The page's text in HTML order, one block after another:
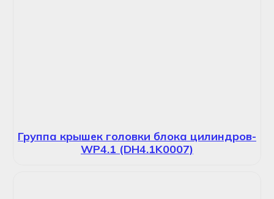
Группа крышек головки блока цилиндров-
WP4.1 (DH4.1K0007)